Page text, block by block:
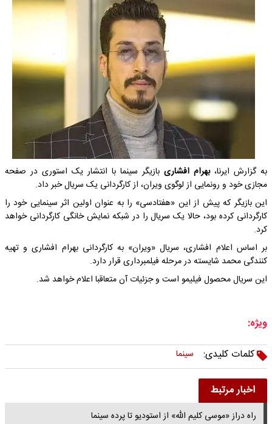
به گزارش ایرنا،بهرام افشاری بازیگر سینما با انتشار یک استوری در صفحه
مجازی خود و رونمایی از لوگوی ویران، از کارگردانی یک سریال خبر داد.
این بازیگر که پیش از این «هفتادسی» را به عنوان اولین اثر سینمایی خود را
کارگردانی کرده بود، حالا یک سریال را در شبکه نمایش خانگی کارگردانی خواهد
کرد.
بر اساس اعلام افشاری، سریال «ویران» به کارگردانی بهرام افشاری و تهیه
کنندگی محمد شایسته در مرحله فیلمبرداری قرار دارد.
این سریال محصول فیلیمو است و جزئیات آن متعاقبا اعلام خواهد شد.
ویژه:
کلمات کلیدی:
سینما
اخبار مرتبط
راه دراز «موسی کلیم الله» از استودیو تا پرده سینما